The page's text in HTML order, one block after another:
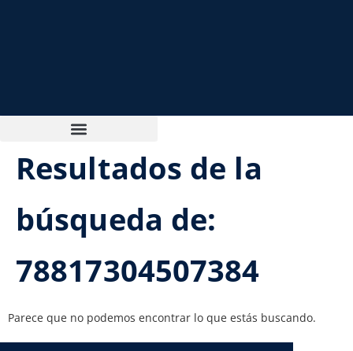
Resultados de la
búsqueda de:
78817304507384
Parece que no podemos encontrar lo que estás buscando.